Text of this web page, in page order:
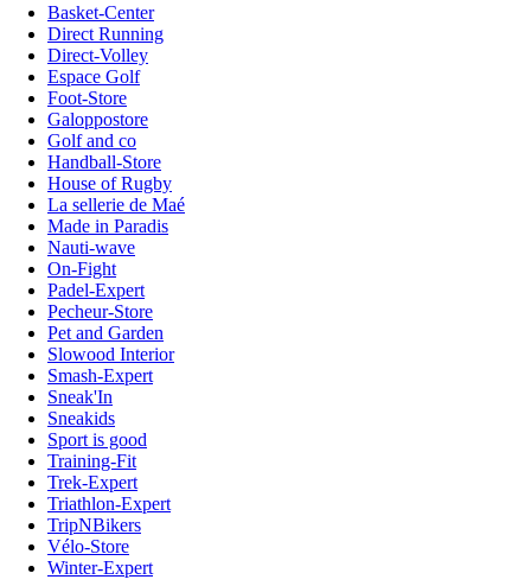
Basket-Center
Direct Running
Direct-Volley
Espace Golf
Foot-Store
Galoppostore
Golf and co
Handball-Store
House of Rugby
La sellerie de Maé
Made in Paradis
Nauti-wave
On-Fight
Padel-Expert
Pecheur-Store
Pet and Garden
Slowood Interior
Smash-Expert
Sneak'In
Sneakids
Sport is good
Training-Fit
Trek-Expert
Triathlon-Expert
TripNBikers
Vélo-Store
Winter-Expert